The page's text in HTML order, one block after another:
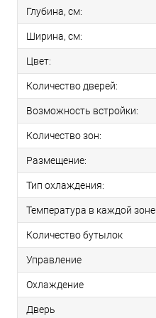
Глубина, см:
Ширина, см:
Цвет:
Количество дверей:
Возможность встройки:
Количество зон:
Размещение:
Тип охлаждения:
Температура в каждой зоне
Количество бутылок
Управление
Охлаждение
Дверь